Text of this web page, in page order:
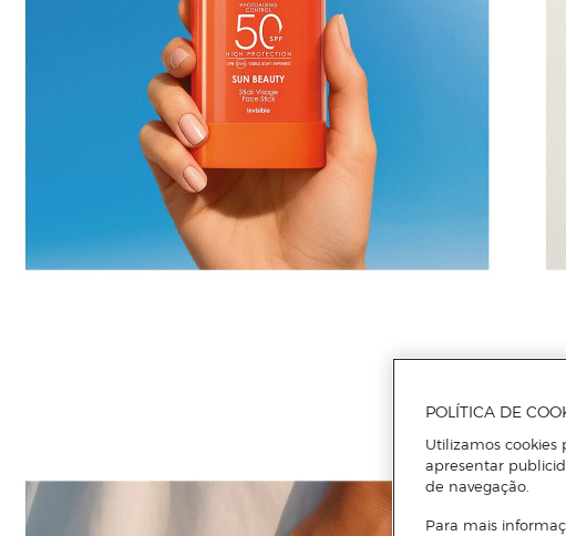
POLÍTICA DE
Utilizamos cookies
apresentar
de navegação.
Para mais